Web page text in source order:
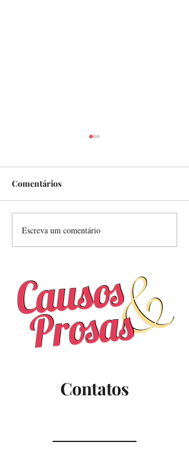
Nunca deixou de estar
aqui
Comentários
Escreva um comentário
Contatos